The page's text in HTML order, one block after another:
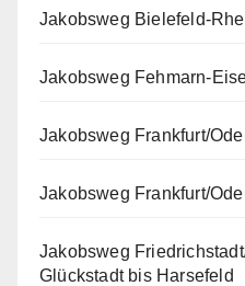
Jakobsweg Bielefeld-
Jakobsweg Fehmarn-
Jakobsweg Frankfurt/
Jakobsweg Frankfurt/
Jakobsweg
Glückstadt bis Harsefeld